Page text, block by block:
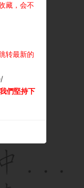
藏，会不
转最新的
們堅持下